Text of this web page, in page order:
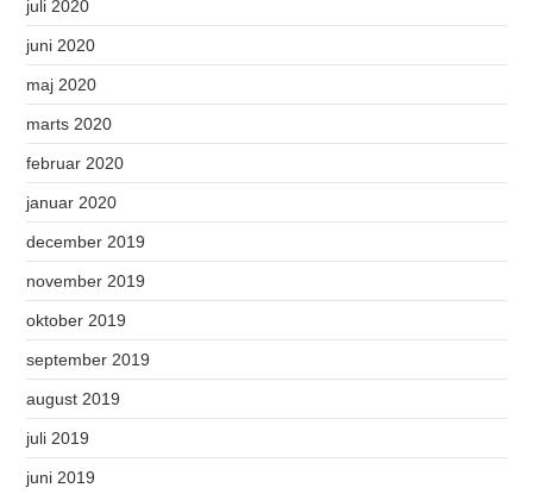
juli 2020
juni 2020
maj 2020
marts 2020
februar 2020
januar 2020
december 2019
november 2019
oktober 2019
september 2019
august 2019
juli 2019
juni 2019